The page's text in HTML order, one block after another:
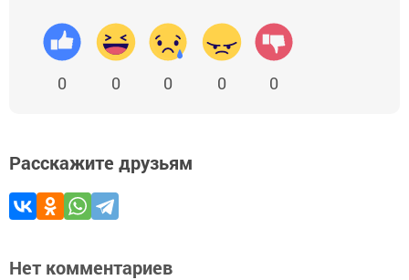
0 0 0 0 0
Расскажите друзьям
Нет комментариев